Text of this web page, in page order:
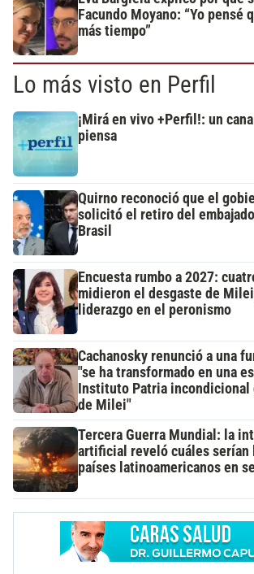
Facundo Moyano: “Yo pensé
más tiempo”
Lo más visto en Perfil
¡Mirá en vivo +Perfil!: un
piensa
Quirno reconoció que el
solicitó el retiro del
Brasil
Encuesta rumbo a 2027:
midieron el desgaste de
liderazgo en el peronismo
Cachanosky renunció a una
"se ha transformado en una
Instituto Patria incondicional
de Milei"
Tercera Guerra Mundial: la
artificial reveló cuáles serían
países latinoamericanos en